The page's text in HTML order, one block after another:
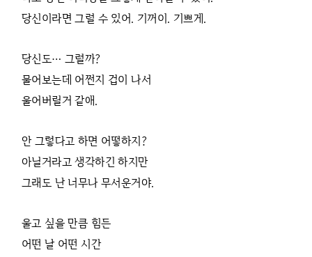
당신이라면 그럴 수 있어. 기꺼이. 기쁘게.
당신도… 그럴까?
물어보는데 어쩐지 겁이 나서
울어버릴거 같애.
안 그렇다고 하면 어떻하지?
아닐거라고 생각하긴 하지만
그래도 난 너무나 무서운거야.
울고 싶을 만큼 힘든
어떤 날 어떤 시간